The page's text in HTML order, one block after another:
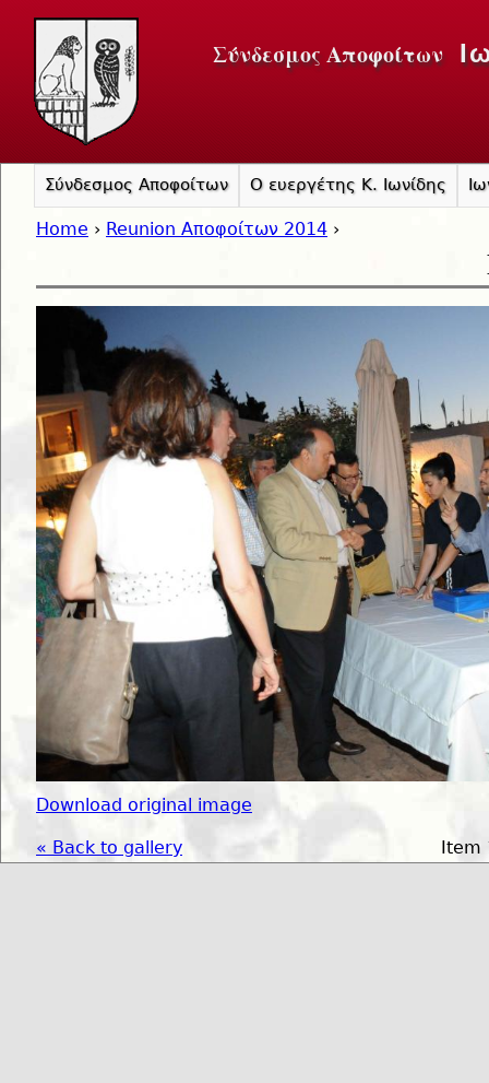
Σύνδεσμος Αποφοίτων
Home › Reunion Αποφοίτων 2014 ›
Download original image
« Back to gallery Item
Σύνδεσμος Αποφοίτων Ο ευεργέτης Κ. Ιωνίδης